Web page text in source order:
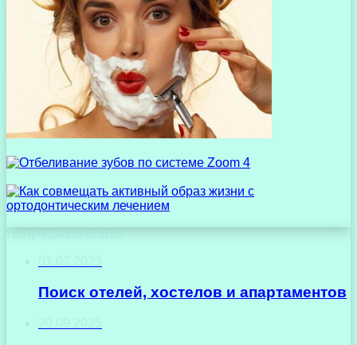
Поиск отелей, хостелов и апартаментов